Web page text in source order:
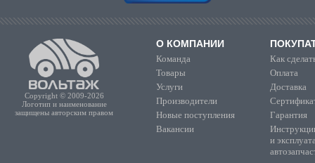
Copyright © 2009-2026
Логотип и наименование
защищены авторским правом
О КОМПАНИИ
Команда
Товары
Услуги
Производители
Новые поступления
Вакансии
Как
Оплата
Доставка
Гарантия
и